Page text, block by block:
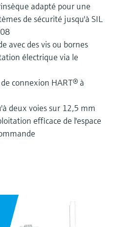
adapté pour une
de sécurité jusqu'à SIL
avec des vis ou bornes
électrique via le
connexion HART® à
deux voies sur 12,5 mm
efficace de l'espace